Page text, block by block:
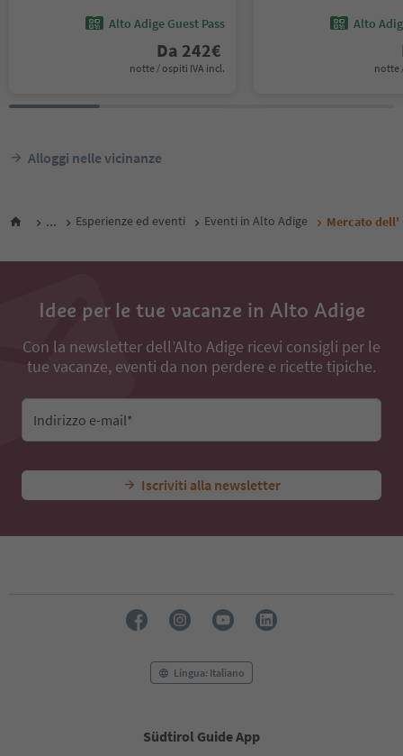
Alto Adige Guest Pass
Da 242€
notte / ospiti IVA incl.
Alto
notte
Alloggi nelle vicinanze
... Esperienze ed eventi Eventi in Alto Adige Mercato dell'
Idee per le tue vacanze in Alto Adige
Con la newsletter dell’Alto Adige ricevi consigli per le
tue vacanze, eventi da non perdere e ricette tipiche.
Indirizzo e-mail*
Iscriviti alla newsletter
Lingua: Italiano
Südtirol Guide App